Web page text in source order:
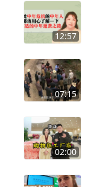
12:57
07:15
02:00